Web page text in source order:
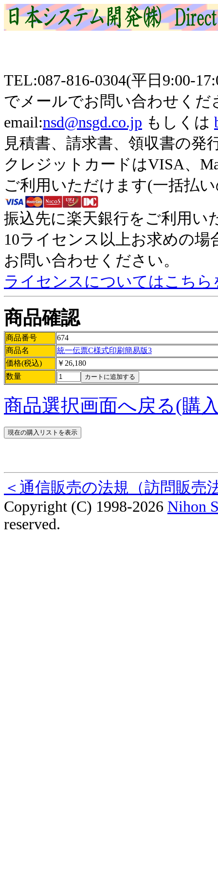
TEL:087-816-0304(平日9:00-
でメールでお問い合わせくだ
email:nsd@nsgd.co.jp もしくは
見積書、請求書、領収書の
クレジットカードはVISA、
ご利用いただけます(一括払
振込先に楽天銀行をご利用い
10ライセンス以上お求めの
お問い合わせください。
ライセンスについてはこち
商品確認
商品番号
674
商品名
統一伝票C様式印刷簡易版3
価格(税込)
￥26,180
数量
商品選択画面へ戻る(購
＜通信販売の法規（訪問販売
Copyright (C) 1998-2026 Nihon
reserved.